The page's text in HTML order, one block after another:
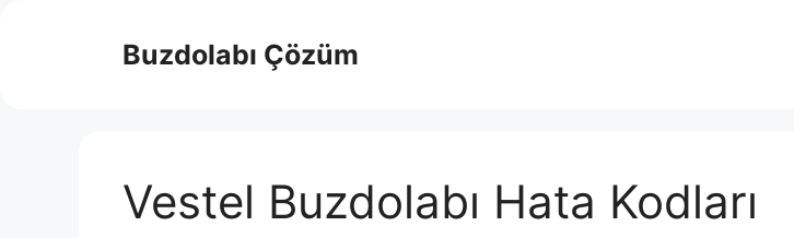
Buzdolabı Çözüm
Vestel Buzdolabı Hata Kodları